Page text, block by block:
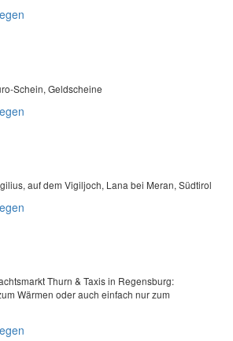
Schein, Geldscheine
auf dem Vigiljoch, Lana bei Meran, Südtirol
Thurn & Taxis in Regensburg:
Wärmen oder auch einfach nur zum